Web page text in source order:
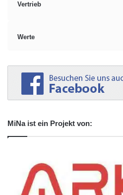
Vertrieb
Werte
MiNa ist ein Projekt von: